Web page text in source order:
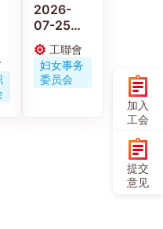
2026-
07-25
工联会妇
女事务委
员会举办
《小虫虫
工聯會
妇女事务
委员会
加入
工会
提交
意见